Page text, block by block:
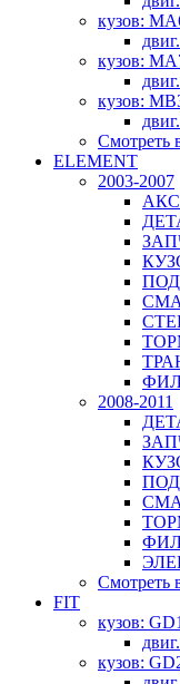
кузов:
кузов:
кузов:
Смотреть
ELEMENT
2003-2007
2008-2011
Смотреть
FIT
кузов: GD1
кузов: